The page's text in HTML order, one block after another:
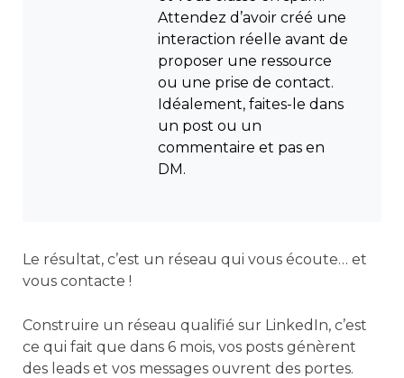
Attendez d’avoir créé une
interaction réelle avant de
proposer une ressource
ou une prise de contact.
Idéalement, faites-le dans
un post ou un
commentaire et pas en
DM.
Le résultat, c’est un réseau qui vous écoute… et
vous contacte !
Construire un réseau qualifié sur LinkedIn, c’est
ce qui fait que dans 6 mois, vos posts génèrent
des leads et vos messages ouvrent des portes.